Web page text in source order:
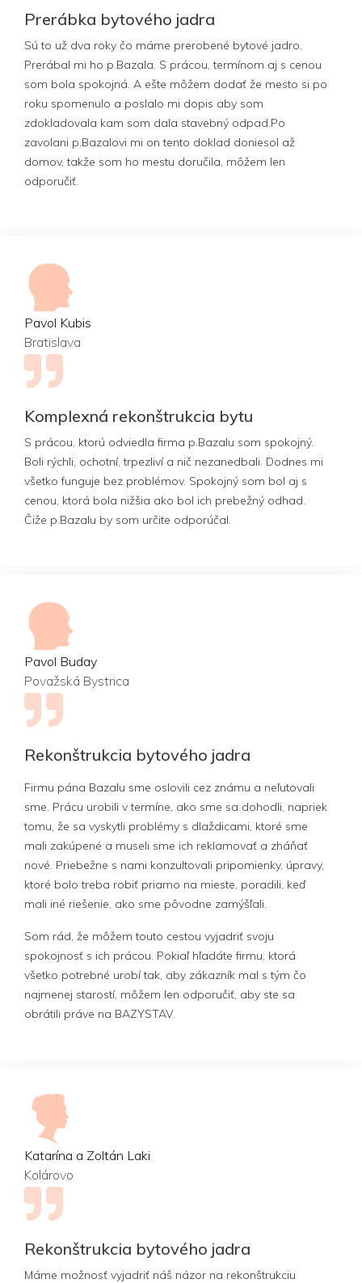
Prerábka bytového jadra
Sú to už dva roky čo máme prerobené bytové jadro.
Prerábal mi ho p.Bazala. S prácou, termínom aj s cenou
som bola spokojná. A ešte môžem dodať že mesto si po
roku spomenulo a poslalo mi dopis aby som
zdokladovala kam som dala stavebný odpad.Po
zavolani p.Bazalovi mi on tento doklad doniesol až
domov, takže som ho mestu doručila, môžem len
odporučiť.
Pavol Kubis
Bratislava
Komplexná rekonštrukcia bytu
S prácou, ktorú odviedla firma p.Bazalu som spokojný.
Boli rýchli, ochotní, trpezliví a nič nezanedbali. Dodnes mi
všetko funguje bez problémov. Spokojný som bol aj s
cenou, ktorá bola nižšia ako bol ich prebežný odhad.
Čiže p.Bazalu by som určite odporúčal.
Pavol Buday
Považská Bystrica
Rekonštrukcia bytového jadra
Firmu pána Bazalu sme oslovili cez známu a neľutovali
sme. Prácu urobili v termíne, ako sme sa dohodli, napriek
tomu, že sa vyskytli problémy s dlaždicami, ktoré sme
mali zakúpené a museli sme ich reklamovať a zháňať
nové. Priebežne s nami konzultovali pripomienky, úpravy,
ktoré bolo treba robiť priamo na mieste, poradili, keď
mali iné riešenie, ako sme pôvodne zamýšľali.
Som rád, že môžem touto cestou vyjadriť svoju
spokojnosť s ich prácou. Pokiaľ hľadáte firmu, ktorá
všetko potrebné urobí tak, aby zákazník mal s tým čo
najmenej starostí, môžem len odporučiť, aby ste sa
obrátili práve na BAZYSTAV.
Katarína a Zoltán Laki
Kolárovo
Rekonštrukcia bytového jadra
Máme možnosť vyjadriť náš názor na rekonštrukciu